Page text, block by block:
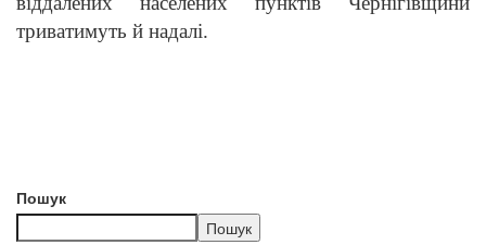
триватимуть й надалі.
Пошук
Пошук